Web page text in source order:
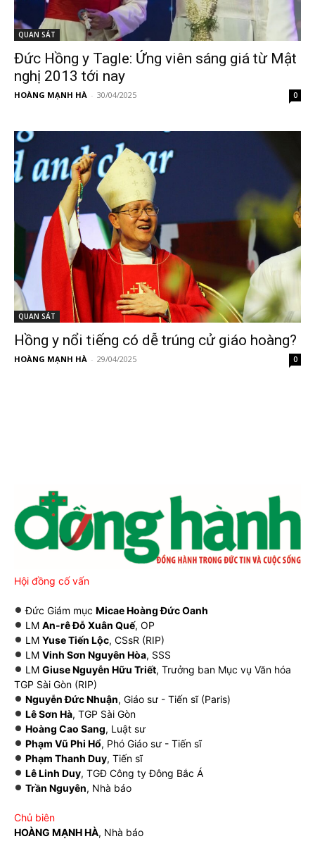
QUAN SÁT
Đức Hồng y Tagle: Ứng viên sáng giá từ Mật
nghị 2013 tới nay
HOÀNG MẠNH HÀ - 30/04/2025 0
QUAN SÁT
Hồng y nổi tiếng có dễ trúng cử giáo hoàng?
HOÀNG MẠNH HÀ - 29/04/2025 0
Hội đồng cố vấn
Đức Giám mục Micae Hoàng Đức Oanh
LM An-rê Đỗ Xuân Quế, OP
LM Yuse Tiến Lộc, CSsR (RIP)
LM Vinh Sơn Nguyên Hòa, SSS
LM Giuse Nguyễn Hữu Triết, Trưởng ban Mục vụ Văn hóa
TGP Sài Gòn (RIP)
Nguyễn Đức Nhuận, Giáo sư - Tiến sĩ (Paris)
Lê Sơn Hà, TGP Sài Gòn
Hoàng Cao Sang, Luật sư
Phạm Vũ Phi Hổ, Phó Giáo sư - Tiến sĩ
Phạm Thanh Duy, Tiến sĩ
Lê Linh Duy, TGĐ Công ty Đông Bắc Á
Trần Nguyên, Nhà báo
Chủ biên
HOÀNG MẠNH HÀ, Nhà báo